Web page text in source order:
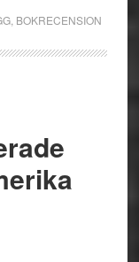
, BOKRECENSION